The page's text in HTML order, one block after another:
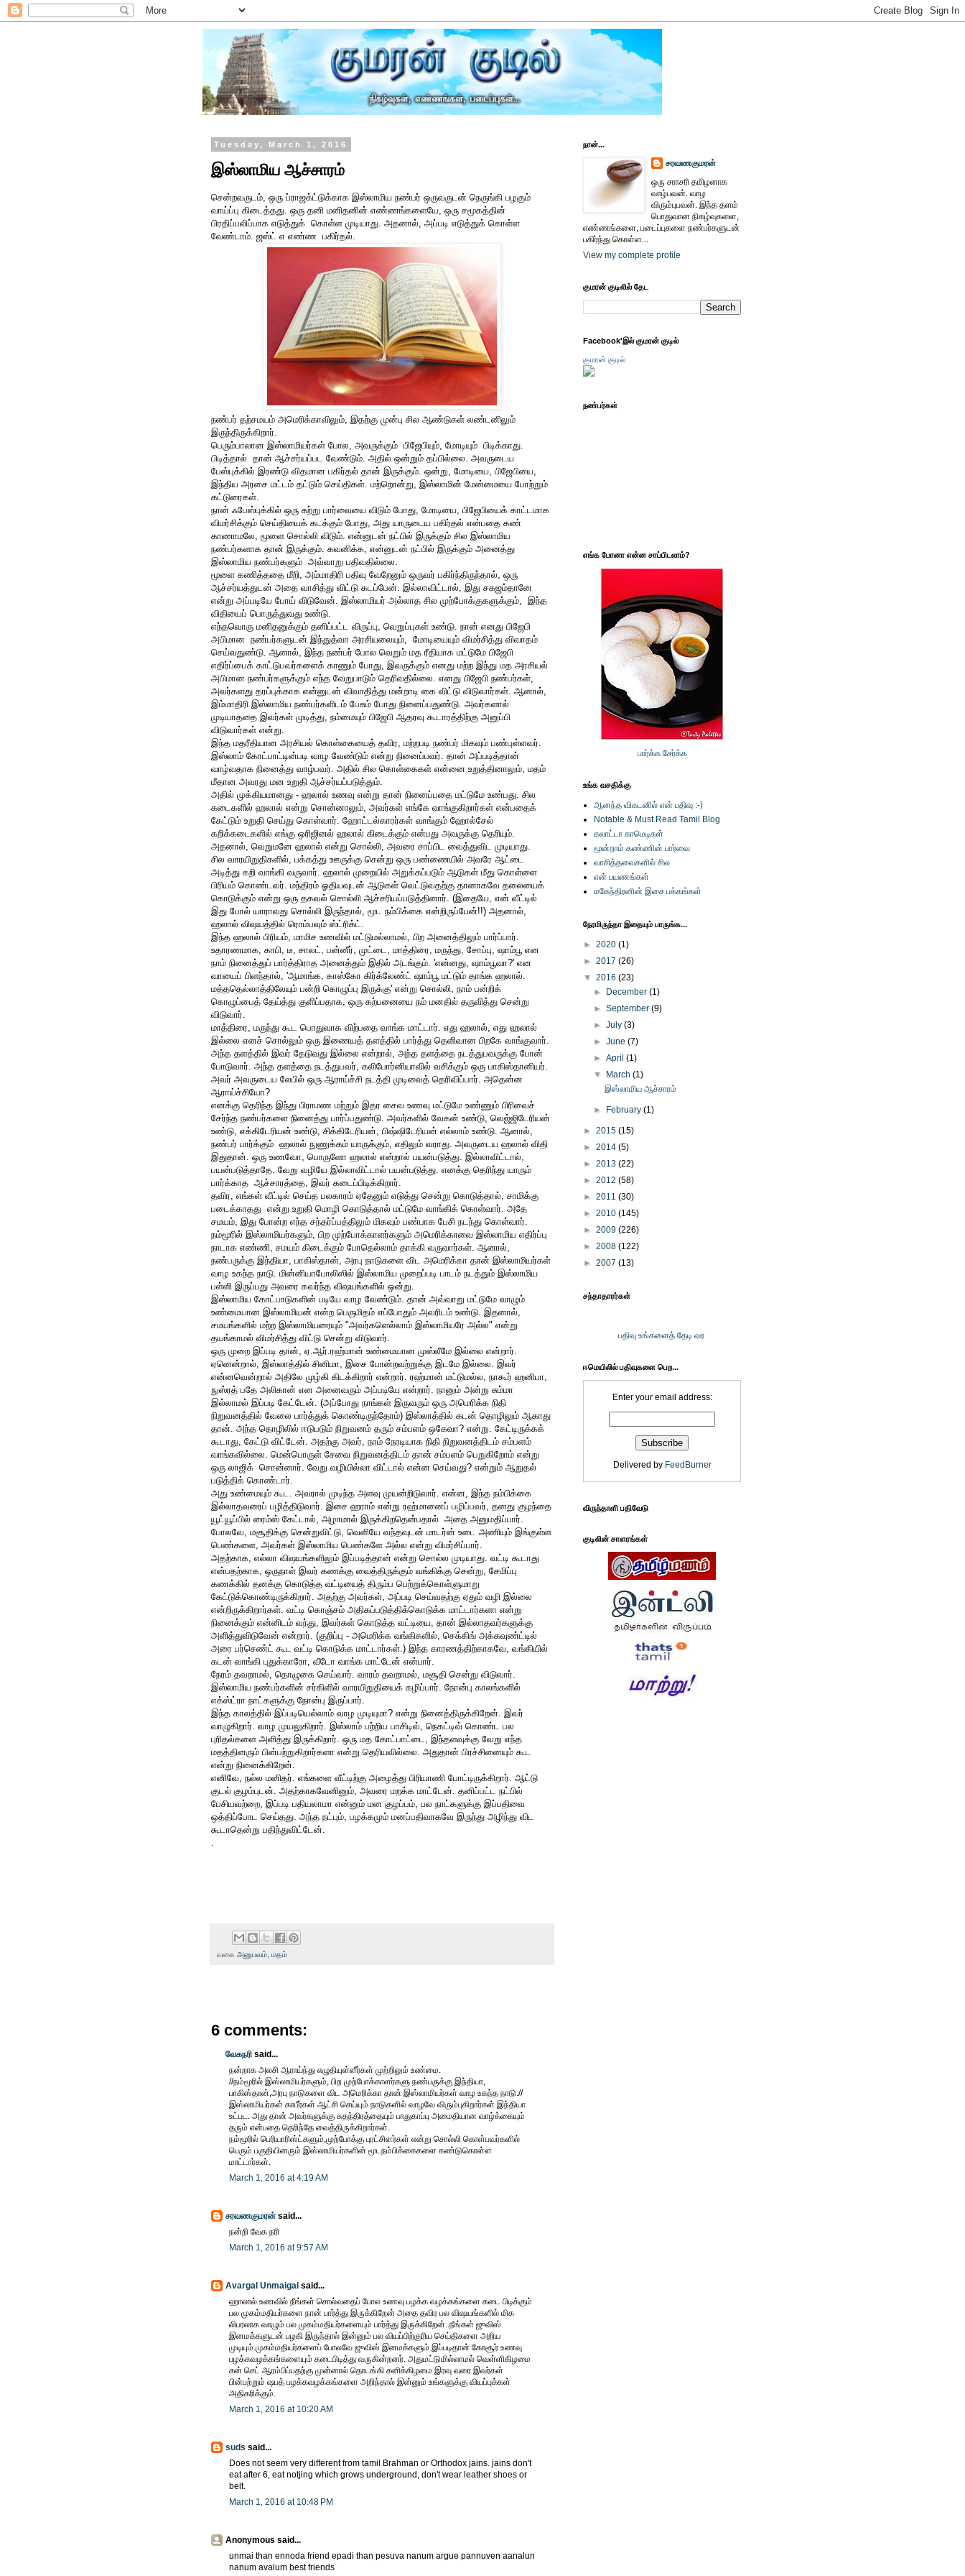
Tuesday, March 1, 2016
இஸ்லாமிய ஆச்சாரம்
சென்றவருடம், ஒரு ப்ராஜக்ட்டுக்காக இஸ்லாமிய நண்பர் ஒருவருடன் நெருங்கி பழகும்
வாய்ப்பு கிடைத்தது. ஒரு தனி மனிதனின் எண்ணங்களையே, ஒரு சமூகத்தின்
பிரதிப்பலிப்பாக எடுத்துக் கொள்ள முடியாது. அதனால், அப்படி எடுத்துக் கொள்ள
வேண்டாம். ஜஸ்ட் எ எண்ண பகிர்தல்.
நண்பர் தற்சமயம் அமெரிக்காவிலும், இதற்கு முன்பு சில ஆண்டுகள் லண்டனிலும்
இருந்திருக்கிறார்.
பெரும்பாலான இஸ்லாமியர்கள் போல, அவருக்கும் பிஜேபியும், மோடியும் பிடிக்காது.
பிடித்தால் தான் ஆச்சர்யப்பட வேண்டும். அதில் ஒன்றும் தப்பில்லை. அவருடைய
பேஸ்புக்கில் இரண்டு விதமான பகிர்தல் தான் இருக்கும். ஒன்று, மோடியை, பிஜேபியை,
இந்திய அரசை மட்டம் தட்டும் செய்திகள். மற்றொன்று, இஸ்லாமின் மேன்மையை போற்றும்
கட்டுரைகள்.
நான் ஃபேஸ்புக்கில் ஒரு சுற்று பார்வையை விடும் போது, மோடியை, பிஜேபியைக் காட்டமாக
விமர்சிக்கும் செய்தியைக் கடக்கும் போது, அது யாருடைய பகிர்தல் என்பதை கண்
காணாமலே, மூளை சொல்லி விடும். என்னுடன் நட்பில் இருக்கும் சில இஸ்லாமிய
நண்பர்களாக தான் இருக்கும். கவனிக்க, என்னுடன் நட்பில் இருக்கும் அனைத்து
இஸ்லாமிய நண்பர்களும் அவ்வாறு பதிவதில்லை.
மூளை கணித்ததை மீறி, அம்மாதிரி பதிவு வேறேனும் ஒருவர் பகிர்ந்திருந்தால், ஒரு
ஆச்சர்யத்துடன் அதை வாசித்து விட்டு கடப்பேன். இல்லாவிட்டால், இது சகஜம்தானே
என்று அப்படியே போய் விடுவேன். இஸ்லாமியர் அல்லாத சில முற்போக்குகளுக்கும், இந்த
விதியைப் பொருத்துவது உண்டு.
எந்தவொரு மனிதனுக்கும் தனிப்பட்ட விருப்பு, வெறுப்புகள் உண்டு. நான் எனது பிஜேபி
அபிமான நண்பர்களுடன் இந்துத்வா அரசியலையும், மோடியையும் விமர்சித்து விவாதம்
செய்வதுண்டு. ஆனால், இந்த நண்பர் போல வெறும் மத ரீதியாக மட்டுமே பிஜேபி
எதிர்ப்பைக் காட்டுபவர்களைக் காணும் போது, இவருக்கும் எனது மற்ற இந்து மத அரசியல்
அபிமான நண்பர்களுக்கும் எந்த வேறுபாடும் தெரிவதில்லை. எனது பிஜேபி நண்பர்கள்,
அவர்களது தரப்புக்காக என்னுடன் விவாதித்து மன்றாடி கை விட்டு விடுவார்கள். ஆனால்,
இம்மாதிரி இஸ்லாமிய நண்பர்களிடம் பேசும் போது நினைப்பதுண்டு. அவர்களால்
முடியாததை இவர்கள் முடித்து, நம்மையும் பிஜேபி ஆதரவு கூடாரத்திற்கு அனுப்பி
விடுவார்கள் என்று.
இந்த மதரீதியான அரசியல் கொள்கையைத் தவிர, மற்றபடி நண்பர் மிகவும் பண்புள்ளவர்.
இஸ்லாம் கோட்பாட்டின்படி வாழ வேண்டும் என்று நினைப்பவர். தான் அப்படித்தான்
வாழ்வதாக நினைத்து வாழ்பவர். அதில் சில கொள்கைகள் என்னை உறுத்தினாலும், மதம்
மீதான அவரது மன உறுதி ஆச்சர்யப்படுத்தும்.
அதில் முக்கியமானது - ஹலால் உணவு என்று தான் நினைப்பதை மட்டுமே உண்பது. சில
கடைகளில் ஹலால் என்று சொன்னாலும், அவர்கள் எங்கே வாங்குகிறார்கள் என்பதைக்
கேட்டும் உறுதி செய்து கொள்வார். ஹோட்டல்காரர்கள் வாங்கும் ஹோல்சேல்
கறிக்கடைகளில் எங்கு ஒரிஜினல் ஹலால் கிடைக்கும் என்பது அவருக்கு தெரியும்.
அதனால், வெறுமனே ஹலால் என்று சொல்லி, அவரை சாப்பிட வைத்துவிட முடியாது.
சில வாரயிறுதிகளில், பக்கத்து ஊருக்கு சென்று ஒரு பண்ணையில் அவரே ஆட்டை
அடித்து கறி வாங்கி வருவார். ஹலால் முறையில் அறுக்கப்படும் ஆடுகள் மீது கொள்ளை
பிரியம் கொண்டவர். மந்திரம் ஓதியவுடன் ஆடுகள் வெட்டுவதற்கு தானாகவே தலையைக்
கொடுக்கும் என்று ஒரு தகவல் சொல்லி ஆச்சரியப்படுத்தினார். (இதையே, என் வீட்டில்
இது போல் யாராவது சொல்லி இருந்தால், மூட நம்பிக்கை என்றிருப்பேன்!!) அதனால்,
ஹலால் விஷயத்தில் ரொம்பவும் ஸ்ட்ரிக்ட்.
இந்த ஹலால் பிரியம், மாமிச உணவில் மட்டுமல்லாமல், பிற அனைத்திலும் பார்ப்பார்.
உதாரணமாக, காபி, டீ, சாலட், பன்னீர், முட்டை, மாத்திரை, மருந்து, சோப்பு, ஷாம்பூ என
நாம் நினைத்துப் பார்த்திராத அனைத்தும் இதில் அடங்கும். 'என்னது, ஷாம்பூவா?' என
வாயைப் பிளந்தால், 'ஆமாங்க, காஸ்கோ கிர்க்லேண்ட் ஷாம்பூ மட்டும் தாங்க ஹலால்.
மத்ததெல்லாத்திலேயும் பன்றி கொழுப்பு இருக்கு' என்று சொல்லி, நாம் பன்றிக்
கொழுப்பைத் தேய்த்து குளிப்பதாக, ஒரு கற்பனையை நம் மனதில் தருவித்து சென்று
விடுவார்.
மாத்திரை, மருந்து கூட பொதுவாக விற்பதை வாங்க மாட்டார். எது ஹலால், எது ஹலால்
இல்லை எனச் சொல்லும் ஒரு இணையத் தளத்தில் பார்த்து தெளிவான பிறகே வாங்குவார்.
அந்த தளத்தில் இவர் தேடுவது இல்லை என்றால், அந்த தளத்தை நடத்துபவருக்கு போன்
போடுவார். அந்த தளத்தை நடத்துபவர், கலிபோர்னியாவில் வசிக்கும் ஒரு பாகிஸ்தானியர்.
அவர் அவருடைய லேபில் ஒரு ஆராய்ச்சி நடத்தி முடிவைத் தெரிவிப்பார். அதென்ன
ஆராய்ச்சியோ?
எனக்கு தெரிந்த இந்து பிராமண மற்றும் இதர சைவ உணவு மட்டுமே உண்ணும் பிரிவைச்
சேர்ந்த நண்பர்களை நினைத்து பார்ப்பதுண்டு. அவர்களில் வேகன் உண்டு, வெஜ்ஜிடேரியன்
உண்டு, எக்கிடேரியன் உண்டு, சிக்கிடேரியன், பிஷ்ஷிடேரியன் எல்லாம் உண்டு. ஆனால்,
நண்பர் பார்க்கும் ஹலால் நுணுக்கம் யாருக்கும், எதிலும் வராது. அவருடைய ஹலால் விதி
இதுதான். ஒரு உணவோ, பொருளோ ஹலால் என்றால் பயன்படுத்து. இல்லாவிட்டால்,
பயன்படுத்தாதே. வேறு வழியே இல்லாவிட்டால் பயன்படுத்து. எனக்கு தெரிந்து யாரும்
பார்க்காத ஆச்சாரத்தை, இவர் கடைப்பிடிக்கிறார்.
தவிர, எங்கள் வீட்டில் செய்த பலகாரம் ஏதேனும் எடுத்து சென்று கொடுத்தால், சாமிக்கு
படைக்காதது என்று உறுதி மொழி கொடுத்தால் மட்டுமே வாங்கிக் கொள்வார். அதே
சமயம், இது போன்ற எந்த சந்தர்ப்பத்திலும் மிகவும் பண்பாக பேசி நடந்து கொள்வார்.
நம்மூரில் இஸ்லாமியர்களும், பிற முற்போக்காளர்களும் அமெரிக்காவை இஸ்லாமிய எதிர்ப்பு
நாடாக எண்ணி, சமயம் கிடைக்கும் போதெல்லாம் தாக்கி வருவார்கள். ஆனால்,
நண்பருக்கு இந்தியா, பாகிஸ்தான், அரபு நாடுகளை விட அமெரிக்கா தான் இஸ்லாமியர்கள்
வாழ உகந்த நாடு. மின்னியாபோலிஸில் இஸ்லாமிய முறைப்படி பாடம் நடத்தும் இஸ்லாமிய
பள்ளி இருப்பது அவரை கவர்ந்த விஷயங்களில் ஒன்று.
இஸ்லாமிய கோட்பாடுகளின் படியே வாழ வேண்டும். தான் அவ்வாறு மட்டுமே வாழும்
உண்மையான இஸ்லாமியன் என்ற பெருமிதம் எப்போதும் அவரிடம் உண்டு. இதனால்,
சமயங்களில் மற்ற இஸ்லாமியரையும் "அவர்களெல்லாம் இஸ்லாமியரே அல்ல" என்று
தயங்காமல் விமர்சித்து விட்டு சென்று விடுவார்.
ஒரு முறை இப்படி தான், ஏ.ஆர்.ரஹ்மான் உண்மையான முஸ்லீமே இல்லை என்றார்.
ஏனென்றால், இஸ்லாத்தில் சினிமா, இசை போன்றவற்றுக்கு இடமே இல்லை. இவர்
என்னவென்றால் அதிலே முழ்கி கிடக்கிறார் என்றார். ரஹ்மான் மட்டுமல்ல, நாகூர் ஹனிபா,
நுஸ்ரத் பதே அலிகான் என அனைவரும் அப்படியே என்றார். நானும் அன்று சும்மா
இல்லாமல் இப்படி கேட்டேன். (அப்போது நாங்கள் இருவரும் ஒரு அமெரிக்க நிதி
நிறுவனத்தில் வேலை பார்த்துக் கொண்டிருந்தோம்) இஸ்லாத்தில் கடன் தொழிலும் ஆகாது
தான். அந்த தொழிலில் ஈடுபடும் நிறுவனம் தரும் சம்பளம் ஒகேவா? என்று. கேட்டிருக்கக்
கூடாது, கேட்டு விட்டேன். அதற்கு அவர், நாம் நேரடியாக நிதி நிறுவனத்திடம் சம்பளம்
வாங்கவில்லை. மென்பொருள் சேவை நிறுவனத்திடம் தான் சம்பளம் பெறுகிறோம் என்று
ஒரு லாஜிக் சொன்னார். வேறு வழியில்லா விட்டால் என்ன செய்வது? என்றும் ஆறுதல்
படுத்திக் கொண்டார்.
அது உண்மையும் கூட. அவரால் முடிந்த அளவு முயன்றிடுவார். என்ன, இந்த நம்பிக்கை
இல்லாதவரைப் பழித்திடுவார். இசை ஹராம் என்று ரஹ்மானைப் பழிப்பவர், தனது குழந்தை
யூட்யூப்பில் ரைம்ஸ் கேட்டால், அழாமால் இருக்கிறதென்பதால் அதை அனுமதிப்பார்.
போலவே, மசூதிக்கு சென்றுவிட்டு, வெளியே வந்தவுடன் மாடர்ன் உடை அணியும் இங்குள்ள
பெண்களை, அவர்கள் இஸ்லாமிய பெண்களே அல்ல என்று விமர்சிப்பார்.
அதற்காக, எல்லா விஷயங்களிலும் இப்படித்தான் என்று சொல்ல முடியாது. வட்டி கூடாது
என்பதற்காக, ஒருநாள் இவர் கணக்கு வைத்திருக்கும் வங்கிக்கு சென்று, சேமிப்பு
கணக்கில் தனக்கு கொடுத்த வட்டியைத் திரும்ப பெற்றுக்கொள்ளுமாறு
கேட்டுக்கொண்டிருக்கிறார். அதற்கு அவர்கள், அப்படி செய்வதற்கு ஏதும் வழி இல்லை
என்றிருக்கிறார்கள். வட்டி கொஞ்சம் அதிகப்படுத்திக்கொடுக்க மாட்டார்களா என்று
நினைக்கும் என்னிடம் வந்து, இவர்கள் கொடுத்த வட்டியை, தான் இல்லாதவர்களுக்கு
அளித்துவிடுவேன் என்றார். (குறிப்பு - அமெரிக்க வங்கிகளில், செக்கிங் அக்கவுண்ட்டில்
அரை பர்செண்ட் கூட வட்டி கொடுக்க மாட்டார்கள்.) இந்த காரணத்திற்காகவே, வங்கியில்
கடன் வாங்கி புதுக்காரோ, வீடோ வாங்க மாட்டேன் என்பார்.
நேரம் தவறாமல், தொழுகை செய்வார். வாரம் தவறாமல், மசூதி சென்று விடுவார்.
இஸ்லாமிய நண்பர்களின் சர்கிளில் வாரயிறுதியைக் கழிப்பார். நோன்பு காலங்களில்
எக்ஸ்ட்ரா நாட்களுக்கு நோன்பு இருப்பார்.
இந்த காலத்தில் இப்படியெல்லாம் வாழ முடியுமா? என்று நினைத்திருக்கிறேன். இவர்
வாழுகிறார். வாழ முயலுகிறார். இஸ்லாம் பற்றிய பாசிடிவ், நெகட்டிவ் கொண்ட பல
புரிதல்களை அளித்து இருக்கிறார். ஒரு மத கோட்பாட்டை, இந்தளவுக்கு வேறு எந்த
மதத்தினரும் பின்பற்றுகிறார்களா என்று தெரியவில்லை. அதுதான் பிரச்சினையும் கூட
என்று நினைக்கிறேன்.
எனிவே, நல்ல மனிதர். எங்களை வீட்டிற்கு அழைத்து பிரியாணி போட்டிருக்கிறார். ஆட்டு
குடல் குழம்புடன். அதற்காகவேனினும், அவரை மறக்க மாட்டேன். தனிப்பட்ட நட்பில்
பேசியவற்றை, இப்படி பதியலாமா என்னும் மன குழப்பம், பல நாட்களுக்கு இப்பதிவை
ஒத்திப்போட செய்தது. அந்த நட்பும், பழக்கமும் மனப்பதிவாகவே இருந்து அழிந்து விட
கூடாதென்று பதிந்துவிட்டேன்.
வகை அனுபவம் மதம்
6 comments:
வேகநரி said...
நன்றாக அலசி ஆராய்ந்து எழுதியுள்ளீர்கள் முற்றிலும் உண்மை.
//நம்மூரில் இஸ்லாமியர்களும், பிற முற்போக்காளர்களு நண்பருக்கு இந்தியா,
பாகிஸ்தான்,அரபு நாடுகளை விட அமெரிக்கா தான் இஸ்லாமியர்கள் வாழ உகந்த நாடு.//
இஸ்லாமியர்கள் காபீர்கள் ஆட்சி செய்யும் நாடுகளில் வாழவே விரும்புகிறார்கள் இந்தியா
உட்பட. அது தான் அவர்களுக்கு சுதந்திரத்தையும் பாதுகாப்பு அமைதியான வாழ்க்கையும்
தரும் என்பதை தெரிந்தே வைத்திருக்கிறார்கள்.
நம்மூரில் பெரியாரிஸ்ட்களும்,முற்போக்கு புரட்சிளர்கள் என்று சொல்லி கொள்பவர்களில்
பெரும் பகுதியினரும் இஸ்லாமியர்களின் மூடநம்பிக்கைகளை கண்டுகொள்ள
மாட்டார்கள்.
March 1, 2016 at 4:19 AM
சரவணகுமரன் said...
நன்றி வேக நரி
March 1, 2016 at 9:57 AM
Avargal Unmaigal said...
ஹாலால் உணவில் நீங்கள் சொல்வதைப் போல உணவு பழக்க வழக்கங்களை கடை பிடிக்கும்
பல முகம்மதியர்களை நான் பார்த்து இருக்கிறேன் அதை தவிர பல விஷயங்களில் மிக
லிபரலாக வாழும் பல முகம்மதியர்களையும் பார்த்து இருக்கிறேன்..நீங்கள் ஜுவிஸ்
இனமக்களுடன் பழகி இருந்தால் இன்னும் பல வியப்பிற்குரிய செய்திகளை அறிய
முடியும்.முகம்மதியர்களைப் போலவே ஜுவிஸ் இனமக்களும் இப்படிதான் கோசூர் உணவு
பழக்கவழக்கங்களையும் கடைபிடித்து வருகின்றனர். அதுமட்டுமில்லாமல் வெள்ளிகிழமை
சன் செட் ஆரம்பிப்பதற்கு முன்னால் தொடங்கி சனிக்கிழமை இரவு வரை இவர்கள்
பின்பற்றும் ஷபத் பழக்கவழக்கங்களை அறிந்தால் இன்னும் உங்களுக்கு வியப்புக்கள்
அதிகரிக்கும்.
March 1, 2016 at 10:20 AM
suds said...
Does not seem very different from tamil Brahman or Orthodox jains. jains don't
eat after 6, eat notjing which grows underground, don't wear leather shoes or
belt.
March 1, 2016 at 10:48 PM
Anonymous said...
unmai than ennoda friend epadi than pesuva nanum argue pannuven aanalun
nanum avalum best friends
நான்...
சரவணகுமரன்
ஒரு சராசரி தமிழனாக
வாழ்பவன். வாழ
விரும்புபவன். இந்த தளம்
பொதுவான நிகழ்வுகளை,
எண்ணங்களை, படைப்புகளை நண்பர்களுடன்
பகிர்ந்து கொள்ள...
View my complete profile
குமரன் குடிலில் தேட
Facebook'இல் குமரன் குடில்
குமரன் குடில்
நண்பர்கள்
எங்க போனா என்ன சாப்பிடலாம்?
பார்க்க சேர்க்க
உங்க வசதிக்கு
ஆனந்த விகடனில் என் பதிவு :-)
Notable & Must Read Tamil Blog
கலாட்டா காமெடிகள்
மூன்றாம் கண்ணின் பார்வை
வாசித்தவைகளில் சில
என் பயணங்கள்
மகேந்திரனின் இசை பக்கங்கள்
நேரமிருந்தா இதையும் பாருங்க...
► 2020 (1)
► 2017 (26)
▼ 2016 (23)
►
December(1)
►September(9)
►July(3)
►June(7)
►April(1)
▼
March(1)
இஸ்லாமிய ஆச்சாரம்
► February(1)
► 2015 (15)
► 2014 (5)
► 2013 (22)
► 2012 (58)
► 2011 (30)
► 2010 (145)
► 2009 (226)
► 2008 (122)
► 2007 (13)
சந்தாதாரர்கள்
பதிவு உங்களைத் தேடி வர
ஈமெயிலில் பதிவுகளை பெற...
Enter your email address:
Delivered by FeedBurner
விருந்தாளி பதிவேடு
குடிலின் சாளரங்கள்